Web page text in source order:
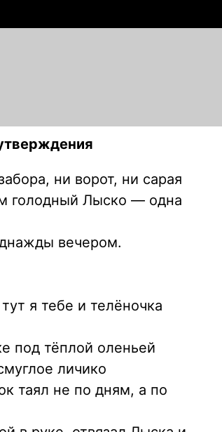
ни ворот, ни сарая
голодный Лыско — одна
вечером.
я тебе и телёночка
под тёплой оленьей
личико
таял не по дням, а по